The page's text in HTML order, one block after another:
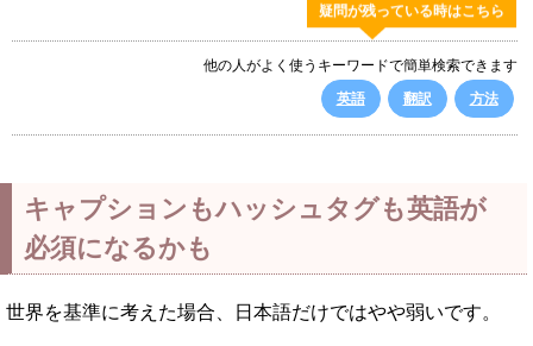
疑問が残っている時はこちら
他の人がよく使うキーワードで簡単検索できます
英語
翻訳 方法
キャプションもハッシュタグも英語が
必須になるかも
世界を基準に考えた場合、日本語だけではやや弱いです。